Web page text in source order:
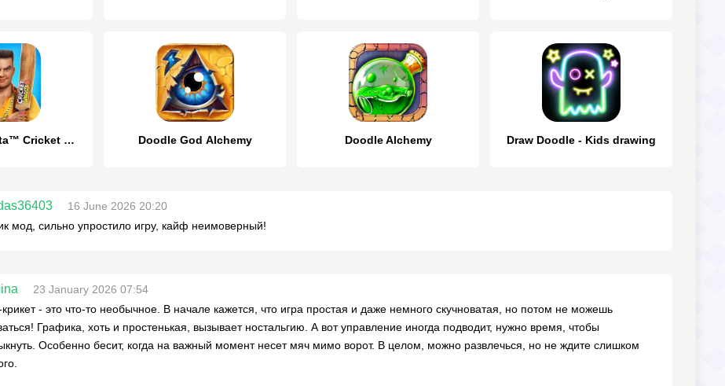
Cricket Gangsta™ Cricket Games Doodle God Аlchemy Doodle Alchemy Draw Doodle - Kids drawing
16 June 2026 20:20
мод, сильно упростило игру, кайф неимоверный!
23 January 2026 07:54
- это что-то необычное. В начале кажется, что игра простая и даже немного скучноватая, но потом не можешь
Графика, хоть и простенькая, вызывает ностальгию. А вот управление иногда подводит, нужно время, чтобы
Особенно бесит, когда на важный момент несет мяч мимо ворот. В целом, можно развлечься, но не ждите слишком